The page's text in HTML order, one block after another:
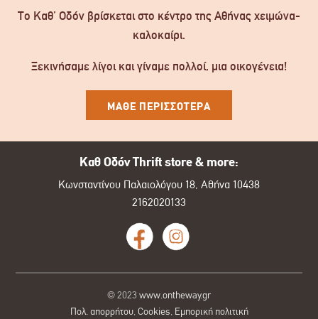
Το Καθ’ Οδόν βρίσκεται στο κέντρο της Αθήνας χειμώνα-
καλοκαίρι.
Ξεκινήσαμε λίγοι και γίναμε πολλοί, μια οικογένεια!
ΜΑΘΕ ΠΕΡΙΣΣΟΤΕΡΑ
Καθ Οδόν Thrift store & more:
Κωνσταντίνου Παλαιολόγου 18, Αθήνα 10438
2162020133
© 2023 www.ontheway.gr
Πολ. απορρήτου,Cookies, Εμπορική πολιτική